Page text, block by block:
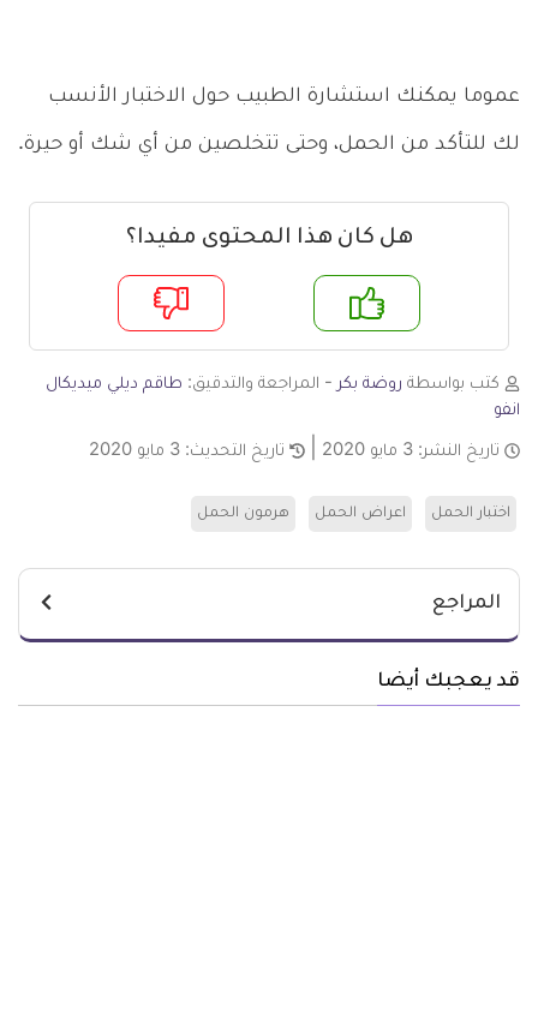
عموما يمكنك استشارة الطبيب حول الاختبار الأنسب
لك للتأكد من الحمل، وحتى تتخلصين من أي شك أو حيرة.
هل كان هذا المحتوى مفيدا؟
لا
كتب بواسطة روضة بكر - المراجعة والتدقيق: طاقم ديلي ميديكال
انفو
تاريخ النشر: 3 مايو 2020 تاريخ التحديث: 3 مايو 2020
اختبار الحمل اعراض الحمل هرمون الحمل
المراجع
قد يعجبك أيضا